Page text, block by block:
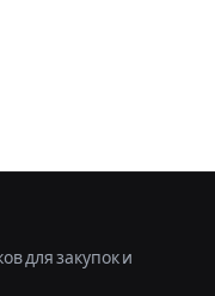
для закупок и